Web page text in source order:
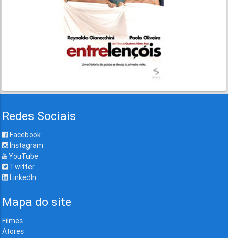
Redes Sociais
Facebook
Instagram
YouTube
Twitter
LinkedIn
Mapa do site
Filmes
Atores